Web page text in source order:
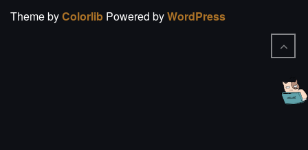
Theme byColorlib Powered byWordPress